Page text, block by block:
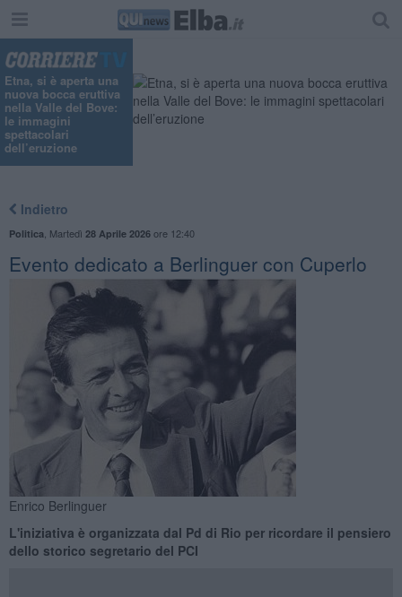
Etna, si è aperta una
nuova bocca eruttiva
nella Valle del Bove:
le immagini
spettacolari
dell’eruzione
Indietro
Politica Martedì 28 Aprile 2026ore 12:40
Evento dedicato a Berlinguer con Cuperlo
Enrico Berlinguer
L'iniziativa è organizzata dal Pd di Rio per ricordare il pensiero
dello storico segretario del PCI